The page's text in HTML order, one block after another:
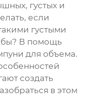
густых и
если
густыми
бы? В помощь
для объема.
создать
в этом